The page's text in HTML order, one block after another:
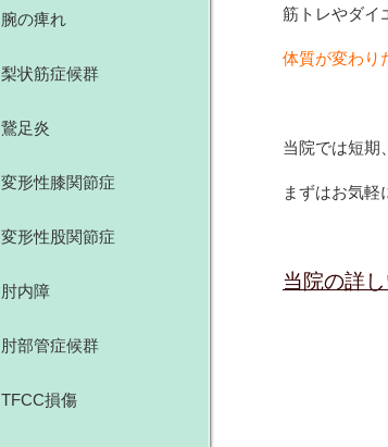
筋トレやダイ
体質が変わり
当院では短期
まずはお気軽
当院の詳
腕の痺れ
梨状筋症候群
鵞足炎
変形性膝関節症
変形性股関節症
肘内障
肘部管症候群
TFCC損傷